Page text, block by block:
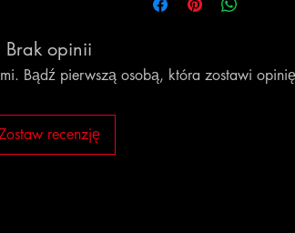
Brak opinii
Bądź pierwszą osobą, która zostawi
recenzję